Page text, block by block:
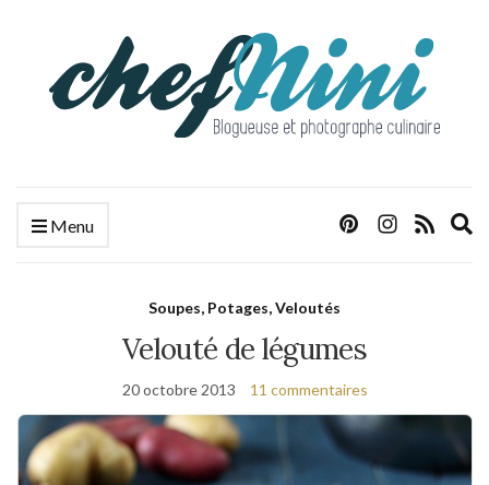
Menu
Soupes, Potages, Veloutés
Velouté de légumes
20 octobre 2013 11 commentaires